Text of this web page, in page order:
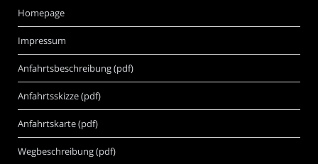
Homepage
Impressum
Anfahrtsbeschreibung (pdf)
Anfahrtsskizze (pdf)
Anfahrtskarte (pdf)
Wegbeschreibung (pdf)